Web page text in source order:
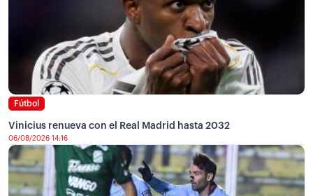
Fútbol
Vinicius renueva con el Real Madrid hasta 2032
06/08/2026 14:16